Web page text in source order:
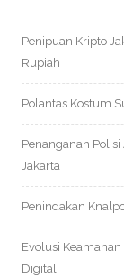
Penipuan Kripto
Rupiah
Polantas Kostum
Penanganan
Jakarta
Penindakan
Evolusi
Digital